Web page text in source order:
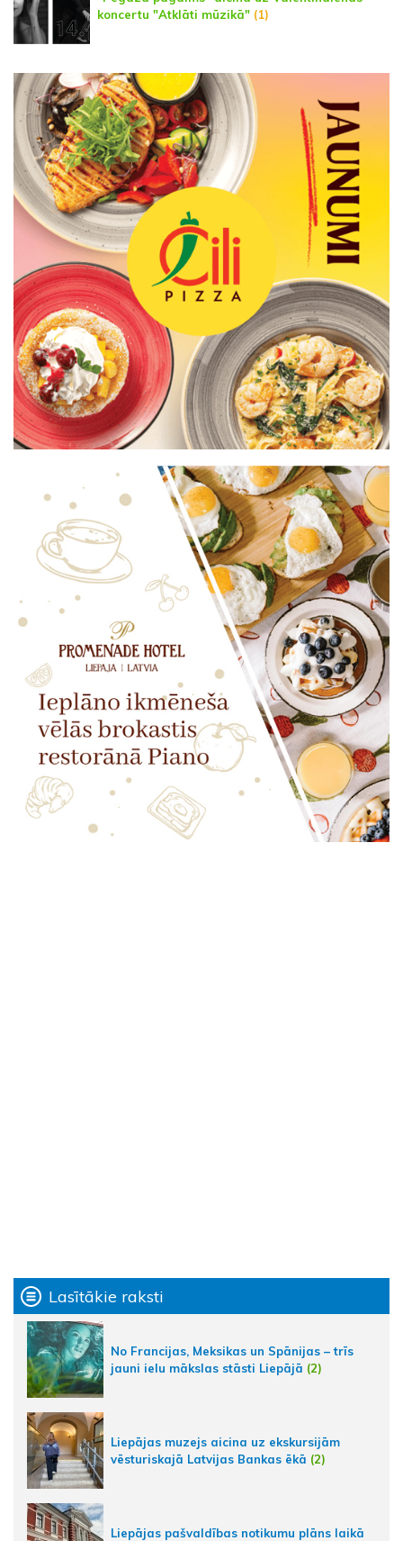
koncertu "Atklāti mūzikā" (1)
Lasītākie raksti
No Francijas, Meksikas un Spānijas – trīs
jauni ielu mākslas stāsti Liepājā (2)
Liepājas muzejs aicina uz ekskursijām
vēsturiskajā Latvijas Bankas ēkā (2)
Liepājas pašvaldības notikumu plāns laikā